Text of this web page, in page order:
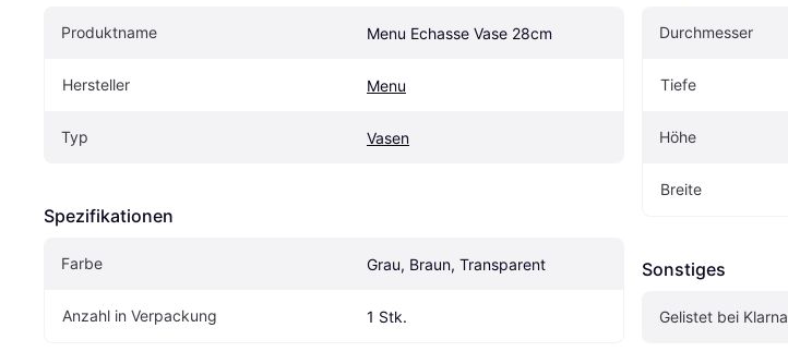
Produktname Menu Echasse Vase 28cm
Hersteller Menu
Typ Vasen
Spezifikationen
Farbe Grau, Braun, Transparent
Anzahl in Verpackung 1 Stk.
Durchmesser
Tiefe
Höhe
Breite
Sonstiges
Gelistet bei Klarna